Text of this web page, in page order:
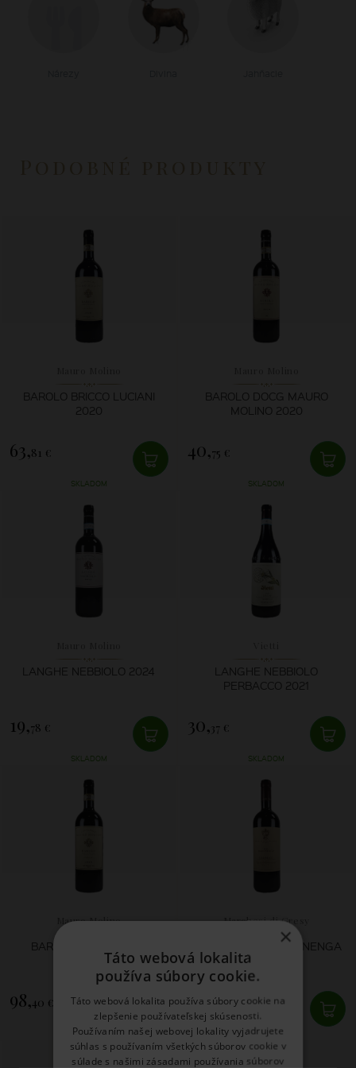
BAROLO BRICCO LUCIANI
2020
63,81 €
SKLADOM
BAROLO DOCG MAURO
MOLINO 2020
40,75 €
SKLADOM
LANGHE NEBBIOLO 2024
19,78 €
SKLADOM
LANGHE NEBBIOLO
PERBACCO 2021
30, 37 €
SKLADOM
Mauro Molino
BAROLO CONCA 2020
98,40 €
SKLADOM
Marchesi di Gresy
BARBARESCO MARTINENGA
77, 65 €
SKLADOM
×
Táto webová lokalita
používa súbory cookie.
Táto webová lokalita používa súbory cookie na
zlepšenie používateľskej skúsenosti.
Používaním našej webovej lokality vyjadrujete
súhlas s používaním všetkých súborov cookie v
súlade s našimi zásadami používania súborov